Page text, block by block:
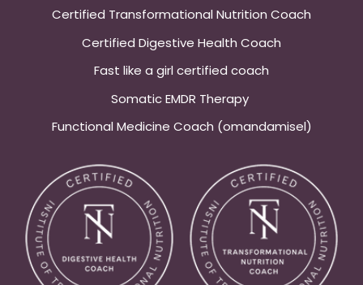
m -
f
-
i
Certified Transformational Nutrition Coach
Certified Digestive Health Coach
Fast like a girl certified coach
Somatic EMDR Therapy
Functional Medicine Coach (omandamisel)